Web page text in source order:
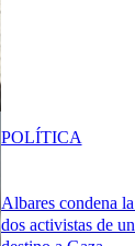
Albares condena
dos activistas de
POLÍTICA